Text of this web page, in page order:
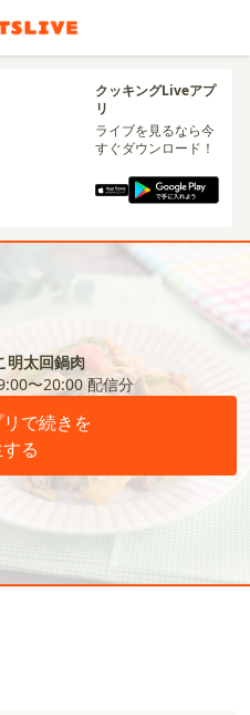
クッキングLiveアプ
リ
ライブを見るなら今
すぐダウンロード！
明太回鍋肉
〜20:00 配信分
で続きを
る